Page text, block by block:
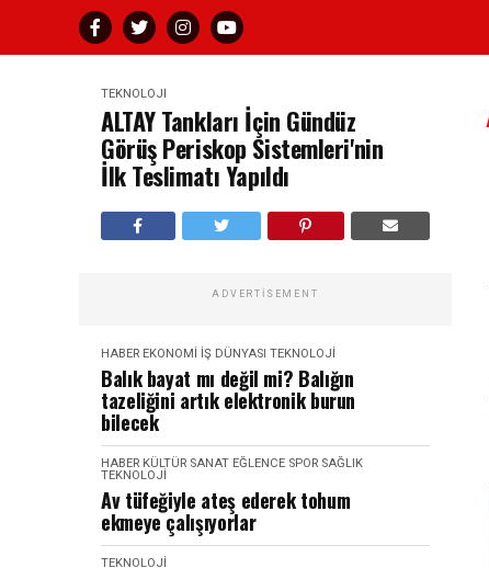
TEKNOLOJI
ALTAY Tankları İçin Gündüz
Görüş Periskop Sistemleri'nin
İlk Teslimatı Yapıldı
ADVERTISEMENT
HABER EKONOMI İŞ DÜNYASI TEKNOLOJI
Balık bayat mı değil mi? Balığın
tazeliğini artık elektronik burun
bilecek
HABER KÜLTÜR SANAT EĞLENCE SPOR SAĞLIK
TEKNOLOJI
Av tüfeğiyle ateş ederek tohum
ekmeye çalışıyorlar
TEKNOLOJI